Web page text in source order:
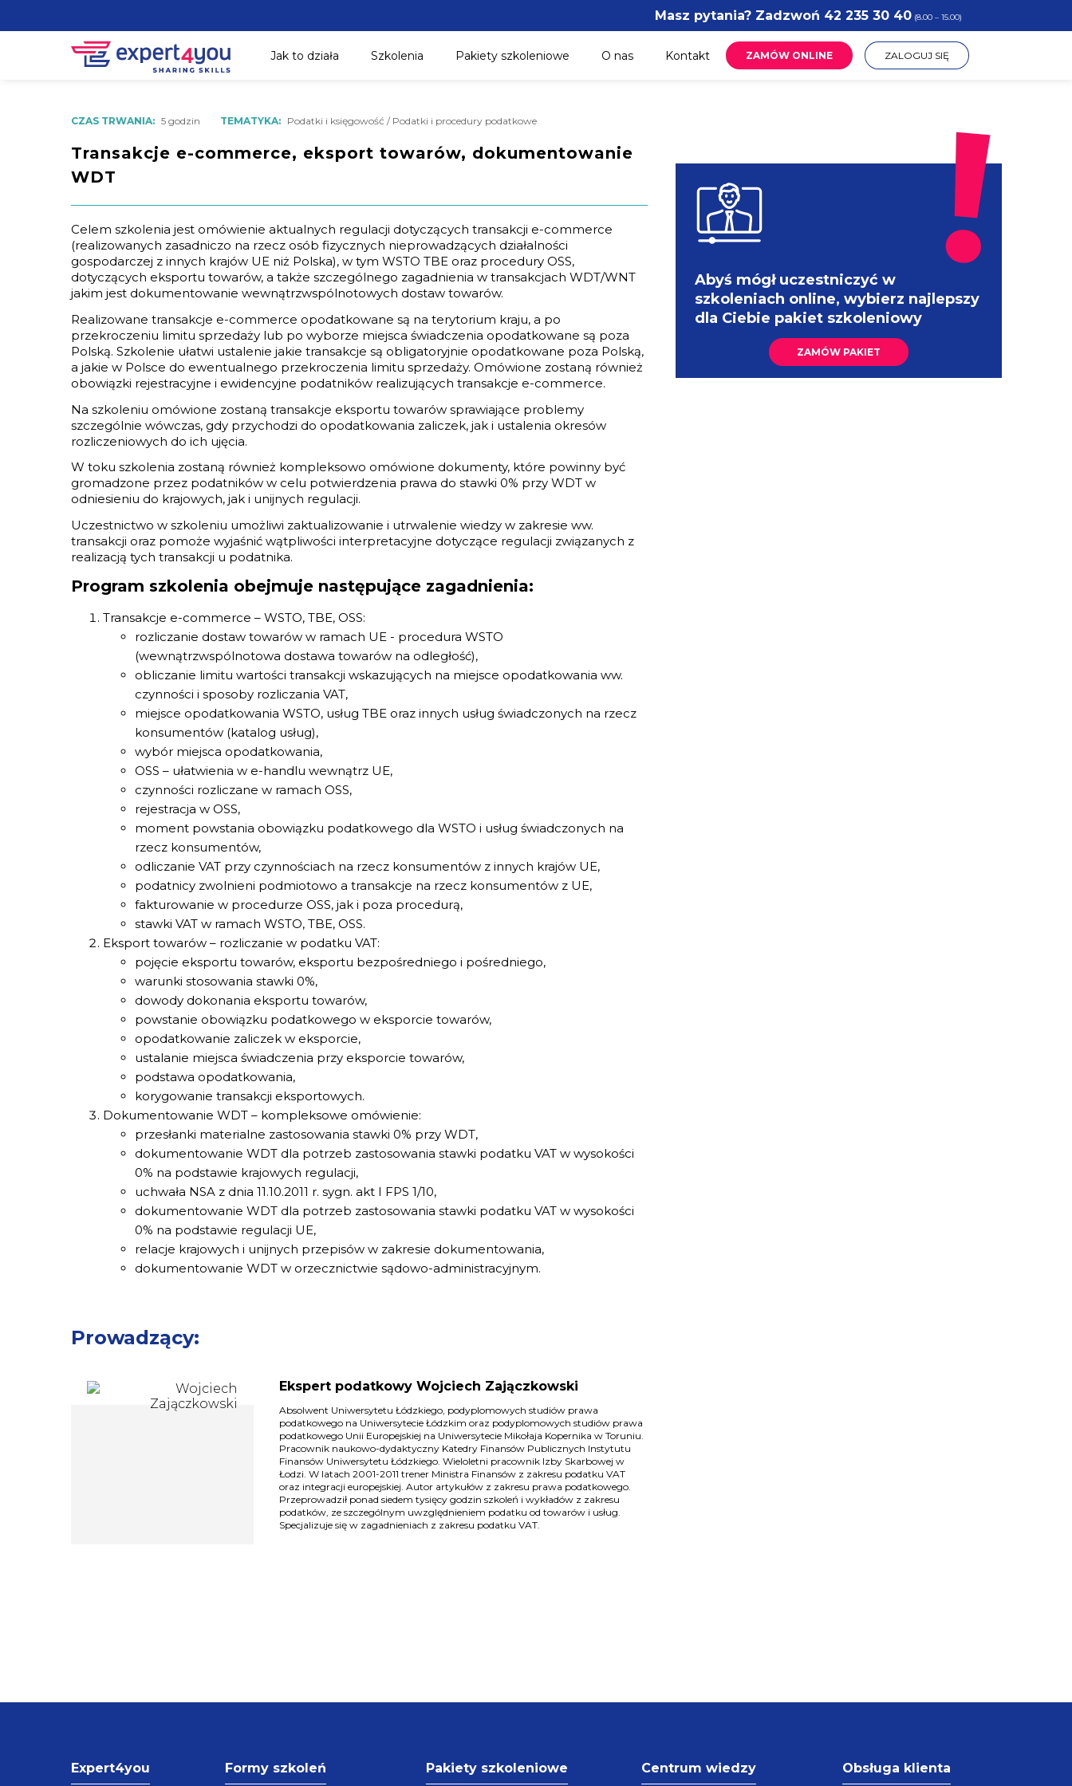
Masz pytania? Zadzwoń 42 235 30 40(8.00 – 15.00)
Jak to działa Szkolenia Pakiety szkoleniowe O nas Kontakt ZAMÓW ONLINE ZALOGUJ SIĘ
CZAS TRWANIA: 5 godzin TEMATYKA: Podatki i księgowość / Podatki i procedury podatkowe
Transakcje e-commerce, eksport towarów, dokumentowanie
WDT
Celem szkolenia jest omówienie aktualnych regulacji dotyczących transakcji e-commerce
(realizowanych zasadniczo na rzecz osób fizycznych nieprowadzących działalności
gospodarczej z innych krajów UE niż Polska), w tym WSTO TBE oraz procedury OSS,
dotyczących eksportu towarów, a także szczególnego zagadnienia w transakcjach WDT/WNT
jakim jest dokumentowanie wewnątrzwspólnotowych dostaw towarów.
Realizowane transakcje e-commerce opodatkowane są na terytorium kraju, a po
przekroczeniu limitu sprzedaży lub po wyborze miejsca świadczenia opodatkowane są poza
Polską. Szkolenie ułatwi ustalenie jakie transakcje są obligatoryjnie opodatkowane poza Polską,
a jakie w Polsce do ewentualnego przekroczenia limitu sprzedaży. Omówione zostaną również
obowiązki rejestracyjne i ewidencyjne podatników realizujących transakcje e-commerce.
Na szkoleniu omówione zostaną transakcje eksportu towarów sprawiające problemy
szczególnie wówczas, gdy przychodzi do opodatkowania zaliczek, jak i ustalenia okresów
rozliczeniowych do ich ujęcia.
W toku szkolenia zostaną również kompleksowo omówione dokumenty, które powinny być
gromadzone przez podatników w celu potwierdzenia prawa do stawki 0% przy WDT w
odniesieniu do krajowych, jak i unijnych regulacji.
Uczestnictwo w szkoleniu umożliwi zaktualizowanie i utrwalenie wiedzy w zakresie ww.
transakcji oraz pomoże wyjaśnić wątpliwości interpretacyjne dotyczące regulacji związanych z
realizacją tych transakcji u podatnika.
Program szkolenia obejmuje następujące zagadnienia:
Transakcje e-commerce – WSTO, TBE, OSS:
rozliczanie dostaw towarów w ramach UE - procedura WSTO
(wewnątrzwspólnotowa dostawa towarów na odległość),
obliczanie limitu wartości transakcji wskazujących na miejsce opodatkowania ww.
czynności i sposoby rozliczania VAT,
miejsce opodatkowania WSTO, usług TBE oraz innych usług świadczonych na rzecz
konsumentów (katalog usług),
wybór miejsca opodatkowania,
OSS – ułatwienia w e-handlu wewnątrz UE,
czynności rozliczane w ramach OSS,
rejestracja w OSS,
moment powstania obowiązku podatkowego dla WSTO i usług świadczonych na
rzecz konsumentów,
odliczanie VAT przy czynnościach na rzecz konsumentów z innych krajów UE,
podatnicy zwolnieni podmiotowo a transakcje na rzecz konsumentów z UE,
fakturowanie w procedurze OSS, jak i poza procedurą,
stawki VAT w ramach WSTO, TBE, OSS.
Eksport towarów – rozliczanie w podatku VAT:
pojęcie eksportu towarów, eksportu bezpośredniego i pośredniego,
warunki stosowania stawki 0%,
dowody dokonania eksportu towarów,
powstanie obowiązku podatkowego w eksporcie towarów,
opodatkowanie zaliczek w eksporcie,
ustalanie miejsca świadczenia przy eksporcie towarów,
podstawa opodatkowania,
korygowanie transakcji eksportowych.
Dokumentowanie WDT – kompleksowe omówienie:
przesłanki materialne zastosowania stawki 0% przy WDT,
dokumentowanie WDT dla potrzeb zastosowania stawki podatku VAT w wysokości
0% na podstawie krajowych regulacji,
uchwała NSA z dnia 11.10.2011 r. sygn. akt I FPS 1/10,
dokumentowanie WDT dla potrzeb zastosowania stawki podatku VAT w wysokości
0% na podstawie regulacji UE,
relacje krajowych i unijnych przepisów w zakresie dokumentowania,
dokumentowanie WDT w orzecznictwie sądowo-administracyjnym.
Prowadzący:
Ekspert podatkowy Wojciech Zajączkowski
Absolwent Uniwersytetu Łódzkiego, podyplomowych studiów prawa
podatkowego na Uniwersytecie Łódzkim oraz podyplomowych studiów prawa
podatkowego Unii Europejskiej na Uniwersytecie Mikołaja Kopernika w Toruniu.
Pracownik naukowo-dydaktyczny Katedry Finansów Publicznych Instytutu
Finansów Uniwersytetu Łódzkiego. Wieloletni pracownik Izby Skarbowej w
Łodzi. W latach 2001-2011 trener Ministra Finansów z zakresu podatku VAT
oraz integracji europejskiej. Autor artykułów z zakresu prawa podatkowego.
Przeprowadził ponad siedem tysięcy godzin szkoleń i wykładów z zakresu
podatków, ze szczególnym uwzględnieniem podatku od towarów i usług.
Specjalizuje się w zagadnieniach z zakresu podatku VAT.
Abyś mógł uczestniczyć w
szkoleniach online, wybierz najlepszy
dla Ciebie pakiet szkoleniowy
ZAMÓW PAKIET
Expert4you Formy szkoleń Pakiety szkoleniowe Centrum wiedzy Obsługa klienta